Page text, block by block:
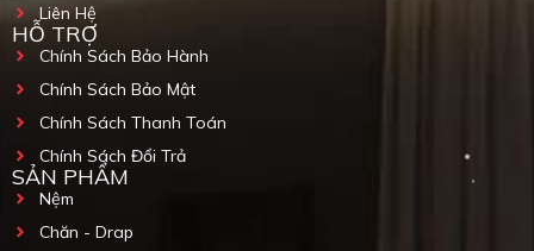
Liên Hệ
HỖ TRỢ
Chính Sách Bảo Hành
Chính Sách Bảo Mật
Chính Sách Thanh Toán
Chính Sách Đổi Trả
SẢN PHẨM
Nệm
Chăn - Drap